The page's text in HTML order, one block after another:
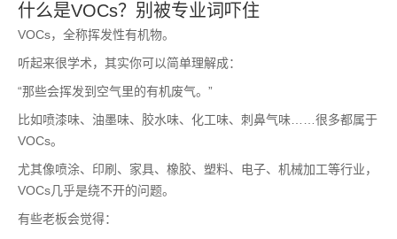
什么是VOCs？别被专业词吓住
VOCs，全称挥发性有机物。
听起来很学术，其实你可以简单理解成：
“那些会挥发到空气里的有机废气。”
比如喷漆味、油墨味、胶水味、化工味、刺鼻气味……很多都属于
VOCs。
尤其像喷涂、印刷、家具、橡胶、塑料、电子、机械加工等行业，
VOCs几乎是绕不开的问题。
有些老板会觉得：